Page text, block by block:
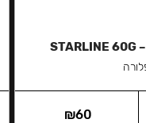
STARLINE 60G
₪60